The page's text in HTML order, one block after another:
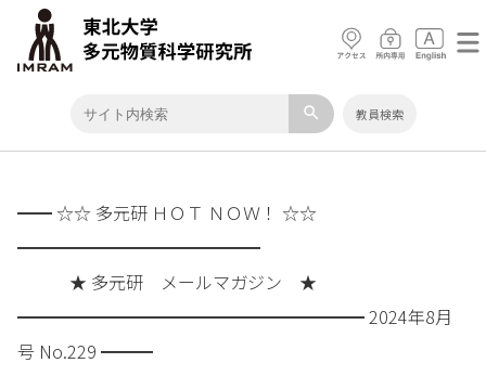
search 教員検索
━━ ☆☆ 多元研 ＨＯＴ ＮＯＷ！ ☆☆
━━━━━━━━━━━━━━
★ 多元研 メールマガジン ★
━━━━━━━━━━━━━━━━━━━━ 2024年8月
号 No.229 ━━━